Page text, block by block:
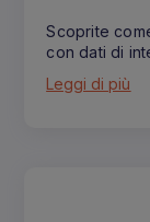
Scoprite
con dati di
Leggi di più